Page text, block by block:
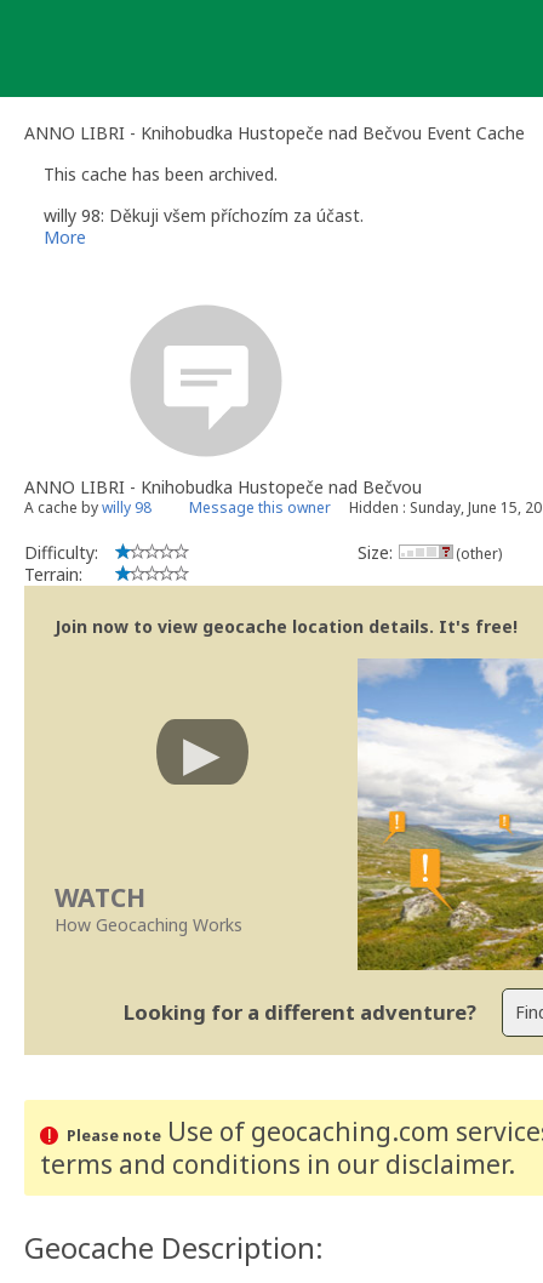
ANNO LIBRI - Knihobudka Hustopeče nad Bečvou Event Cache
This cache has been archived.
willy 98: Děkuji všem příchozím za účast.
More
ANNO LIBRI - Knihobudka Hustopeče nad Bečvou
A cache bywilly 98 Message this owner Hidden : Sunday, June 15,
Difficulty:
Terrain:
Size: (other)
Join now to view geocache location details. It's free!
WATCH
How Geocaching Works
Looking for a different adventure?
Please noteUse of geocaching.com
terms and conditions in our disclaimer.
Geocache Description: